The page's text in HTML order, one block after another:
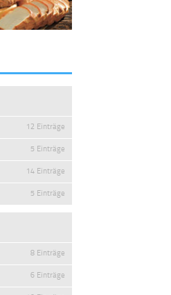
12 Einträge
5 Einträge
14 Einträge
5 Einträge
8 Einträge
6 Einträge